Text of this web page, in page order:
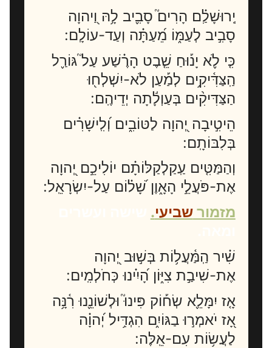
יְֽרוּשָׁלִַ֗ם הָרִים֮ סָבִ֪יב לָ֥הּ וַ֭יהוָה
סָבִ֣יב לְעַמּ֑וֹ מֵ֝עַתָּ֗ה וְעַד-עוֹלָֽם:
כִּ֤י לֹ֪א יָנ֡וּחַ שֵׁ֤בֶט הָרֶ֗שַׁע עַל֮ גּוֹרַ֪ל
הַֽצַּדִּ֫יקִ֥ים לְמַ֡עַן לֹא-יִשְׁלְח֖וּ
הַצַּדִּיקִ֨ים בְּעַוְלָ֬תָה יְדֵיהֶֽם:
הֵיטִ֣יבָה יְ֭הוָה לַטּוֹבִ֑ים וְ֝לִֽישָׁרִ֗ים
בְּלִבּוֹתָֽם:
וְהַמַּטִּ֤ים עַֽקַלְקַלּוֹתָ֗ם יוֹלִיכֵ֣ם יְ֭הוָה
אֶת-פֹּעֲלֵ֣י הָאָ֑וֶן שָׁ֝ל֗וֹם עַל-יִשְׂרָאֵֽל:
מזמורשביעי.
שִׁ֗יר הַֽמַּ֫עֲל֥וֹת בְּשׁ֣וּב יְ֭הוָה
אֶת-שִׁיבַ֣ת צִיּ֑וֹן הָ֝יִ֗ינוּ כְּחֹלְמִֽים:
אָ֤ז יִמָּלֵ֪א שְׂח֡וֹק פִּינוּ֮ וּלְשׁוֹנֵ֪נוּ רִ֫נָּ֥ה
אָ֭ז יֹאמְר֣וּ בַגּוֹיִ֑ם הִגְדִּ֥יל יְ֝הוָ֗ה
לַעֲשׂ֥וֹת עִם-אֵֽלֶּה: